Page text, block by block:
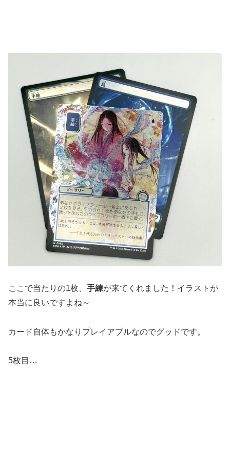
ここで当たりの1枚、 手練が来てくれました！イラストが
本当に良いですよね～
カード自体もかなりプレイアブルなのでグッドです。
5枚目…